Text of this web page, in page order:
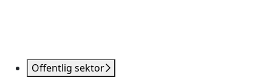
Offentlig sektor